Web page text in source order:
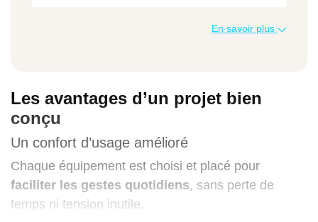
Type d’aménagement salle de bains
Rénovation légère (remplacement
4 000 à 6 000 €
En savoir plus
Les avantages d’un projet bien
conçu
Un confort d’usage amélioré
Chaque équipement est choisi et placé pour
faciliter les gestes quotidiens, sans perte de
temps ni tension inutile.